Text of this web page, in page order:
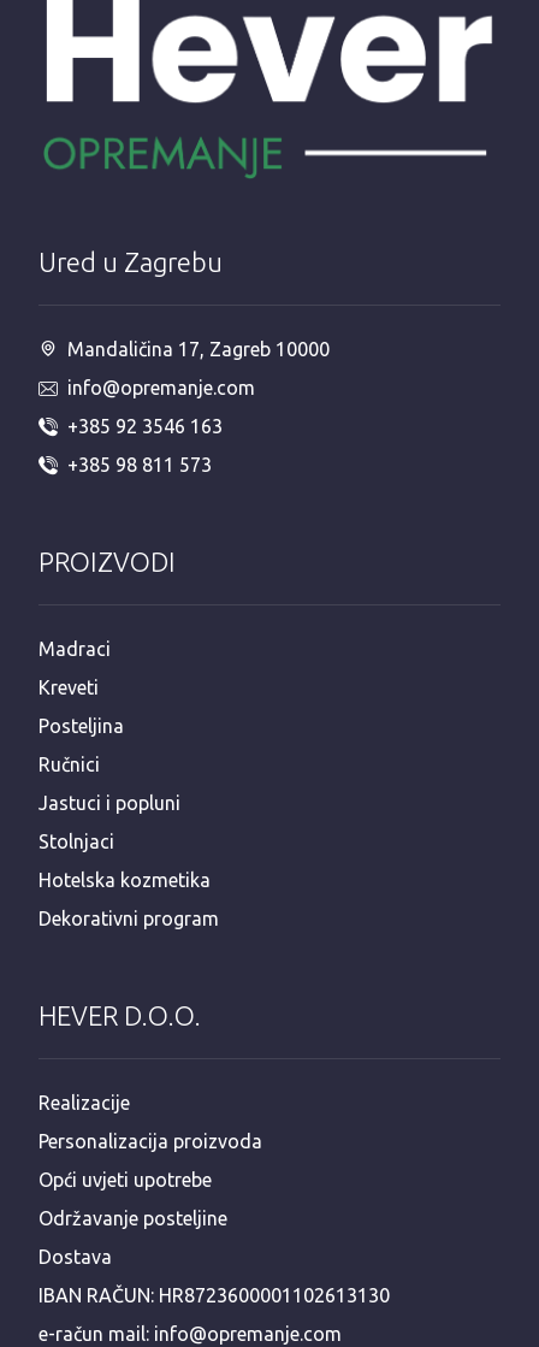
Ured u Zagrebu
Mandaličina 17, Zagreb 10000
info@opremanje.com
+385 92 3546 163
+385 98 811 573
PROIZVODI
Madraci
Kreveti
Posteljina
Ručnici
Jastuci i popluni
Stolnjaci
Hotelska kozmetika
Dekorativni program
HEVER D.O.O.
Realizacije
Personalizacija proizvoda
Opći uvjeti upotrebe
Održavanje posteljine
Dostava
IBAN RAČUN: HR8723600001102613130
e-račun mail: info@opremanje.com